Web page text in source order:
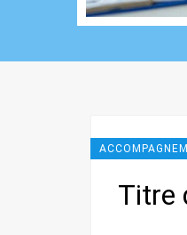
Titre